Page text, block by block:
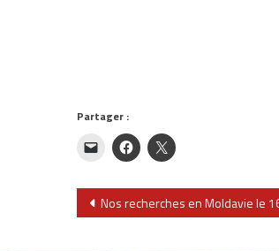
Partager :
Navigation
Nos recherches en Moldavie le